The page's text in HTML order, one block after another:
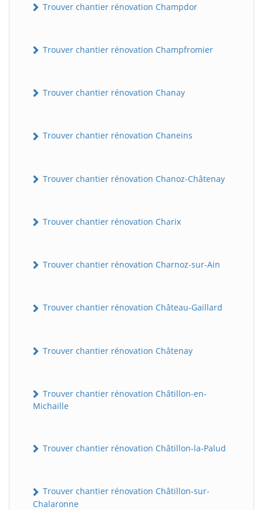
Trouver chantier rénovation Champdor
Trouver chantier rénovation Champfromier
Trouver chantier rénovation Chanay
Trouver chantier rénovation Chaneins
Trouver chantier rénovation Chanoz-Châtenay
Trouver chantier rénovation Charix
Trouver chantier rénovation Charnoz-sur-Ain
Trouver chantier rénovation Château-Gaillard
Trouver chantier rénovation Châtenay
Trouver chantier rénovation Châtillon-en-
Michaille
Trouver chantier rénovation Châtillon-la-Palud
Trouver chantier rénovation Châtillon-sur-
Chalaronne